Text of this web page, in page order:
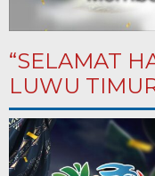
“SELAMAT
LUWU